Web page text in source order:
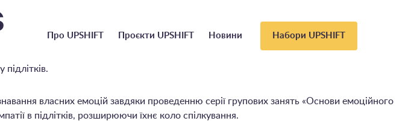
Головне
Про UPSHIFT Проєкти UPSHIFT Новини Набори UPSHIFT
власних емоцій завдяки проведенню серії групових занять «Основи емоційного
в підлітків, розширюючи їхнє коло спілкування.